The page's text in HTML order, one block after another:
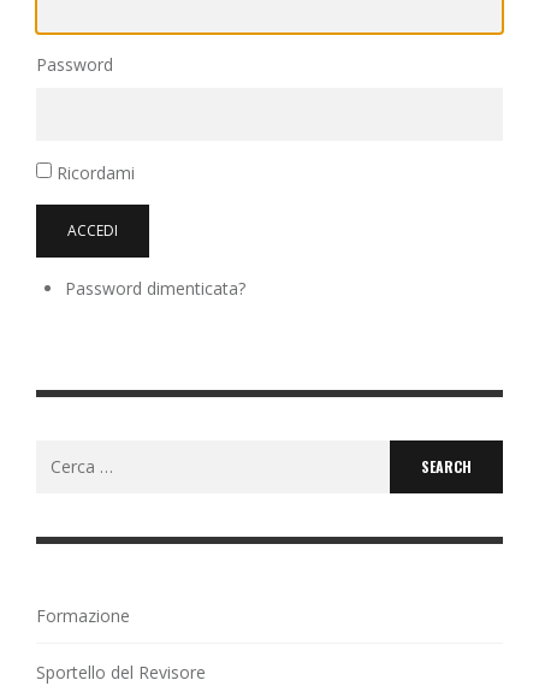
Password
Ricordami
ACCEDI
Password dimenticata?
Formazione
Sportello del Revisore